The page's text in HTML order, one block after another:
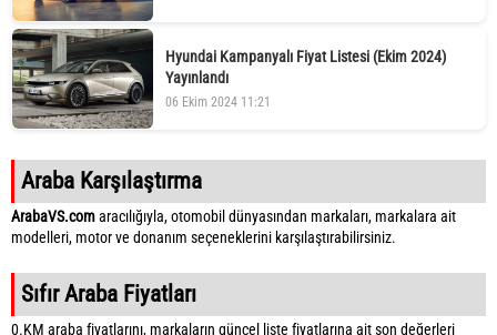
Hyundai Kampanyalı Fiyat Listesi (Ekim 2024)
Yayınlandı
06 Ekim 2024 11:21
Araba Karşılaştırma
ArabaVS.comaracılığıyla, otomobil dünyasından markaları, markalara ait
modelleri, motor ve donanım seçeneklerini karşılaştırabilirsiniz.
Sıfır Araba Fiyatları
0.KM araba fiyatlarını, markaların güncel liste fiyatlarına ait son değerleri